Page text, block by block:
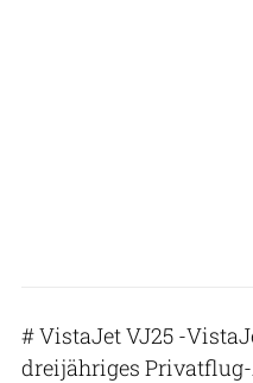
# VistaJet VJ25 -
dreijähriges